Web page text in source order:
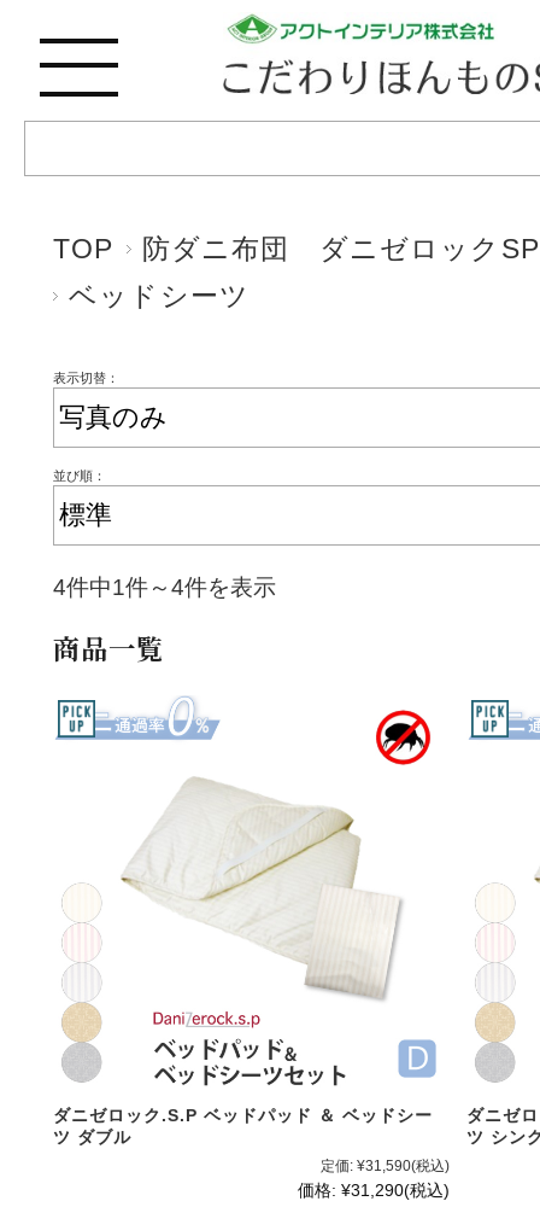
TOP
防ダニ布団 ダニゼロックSP
ベッドシーツ
表示切替：
並び順：
4件中1件～4件を表示
商品一覧
ダニゼロック.S.P ベッドパッド ＆ ベッドシー
ツ ダブル
定価: ¥31,590(税込)
価格: ¥31,290(税込)
ダニゼ
ツ シン